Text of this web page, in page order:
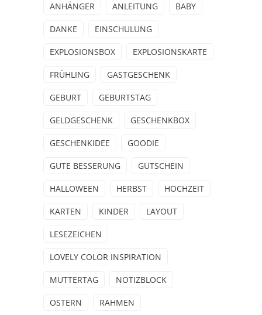
ANHÄNGER ANLEITUNG BABY
DANKE EINSCHULUNG
EXPLOSIONSBOX EXPLOSIONSKARTE
FRÜHLING GASTGESCHENK
GEBURT GEBURTSTAG
GELDGESCHENK GESCHENKBOX
GESCHENKIDEE GOODIE
GUTE BESSERUNG GUTSCHEIN
HALLOWEEN HERBST HOCHZEIT
KARTEN KINDER LAYOUT
LESEZEICHEN
LOVELY COLOR INSPIRATION
MUTTERTAG NOTIZBLOCK
OSTERN RAHMEN